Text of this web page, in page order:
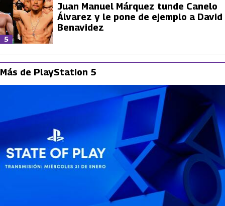
Juan Manuel Márquez tunde Canelo
Álvarez y le pone de ejemplo a David
Benavidez
5
Más de PlayStation 5